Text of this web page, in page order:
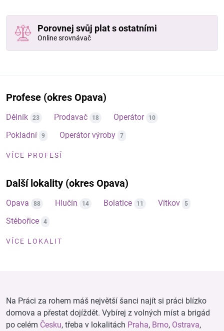
Porovnej svůj plat s ostatními
Online srovnávač
Profese (okres Opava)
Dělník 23 Prodavač 18 Operátor 10
Pokladní 9 Operátor výroby 7
VÍCE PROFESÍ
Další lokality (okres Opava)
Opava 88 Hlučín 14 Bolatice 11 Vítkov 5
Stěbořice 4
VÍCE LOKALIT
Na Práci za rohem máš největší šanci najít si práci blízko
domova a přestat dojíždět. Vybírej z volných míst a brigád
po celém Česku, třeba v lokalitách Praha, Brno, Ostrava,